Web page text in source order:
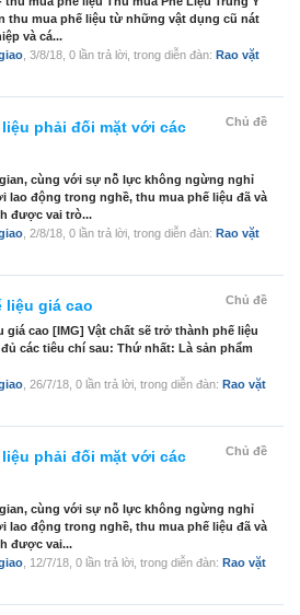
thu mua phế liệu từ những vật dụng cũ nát
và cá...
3/8/18 , 0 lần trả lời, trong diễn đàn: Rao vặt
Chủ đề
phải đối mặt với các
cùng với sự nỗ lực không ngừng nghỉ
lao động trong nghề, thu mua phế liệu đã và
được vai trò...
2/8/18 , 0 lần trả lời, trong diễn đàn: Rao vặt
Chủ đề
liệu giá cao
giá cao [IMG] Vật chất sẽ trở thành phế liệu
các tiêu chí sau: Thứ nhất: Là sản phẩm
26/7/18 , 0 lần trả lời, trong diễn đàn: Rao vặt
Chủ đề
phải đối mặt với các
cùng với sự nỗ lực không ngừng nghỉ
lao động trong nghề, thu mua phế liệu đã và
được vai...
12/7/18 , 0 lần trả lời, trong diễn đàn: Rao vặt